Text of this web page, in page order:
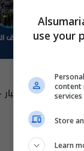
محافظة الانبار
04:00 | 2026-
use your
content
Store
Learn